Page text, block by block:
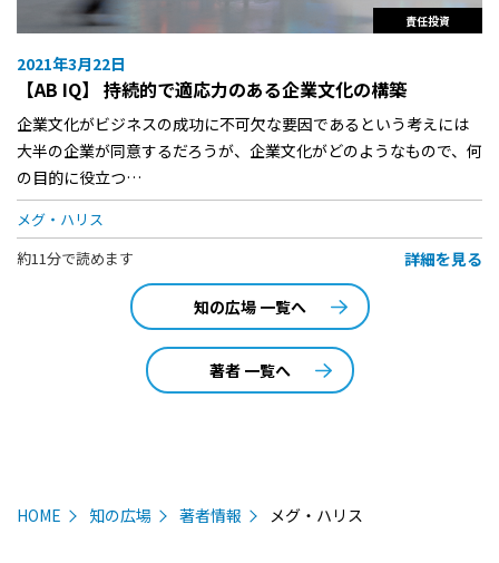
責任投資
2021年3月22日
【AB IQ】 持続的で適応力のある企業文化の構築
企業文化がビジネスの成功に不可欠な要因であるという考えには
大半の企業が同意するだろうが、企業文化がどのようなもので、何
の目的に役立つ…
メグ・ハリス
約11分で読めます
詳細を見る
知の広場 一覧へ
著者 一覧へ
HOME 知の広場 著者情報 メグ・ハリス